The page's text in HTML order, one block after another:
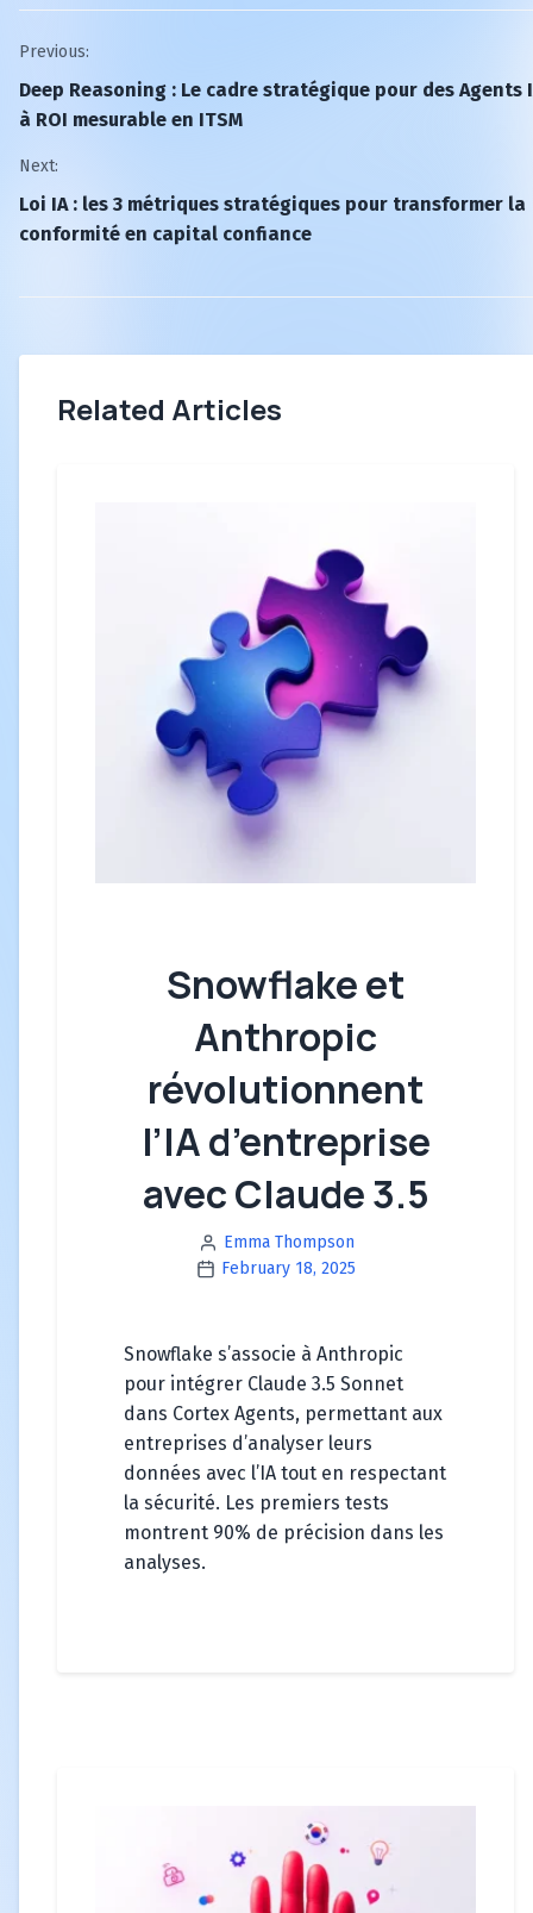
Post
navigation
Previous:
Deep Reasoning : Le cadre stratégique pour des Agents
à ROI mesurable en ITSM
Next:
Loi IA : les 3 métriques stratégiques pour transformer la
conformité en capital confiance
Related Articles
Snowflake et
Anthropic
révolutionnent
l’IA d’entreprise
avec Claude 3.5
Emma Thompson
February 18, 2025
Snowflake s’associe à Anthropic
pour intégrer Claude 3.5 Sonnet
dans Cortex Agents, permettant aux
entreprises d’analyser leurs
données avec l’IA tout en respectant
la sécurité. Les premiers tests
montrent 90% de précision dans les
analyses.